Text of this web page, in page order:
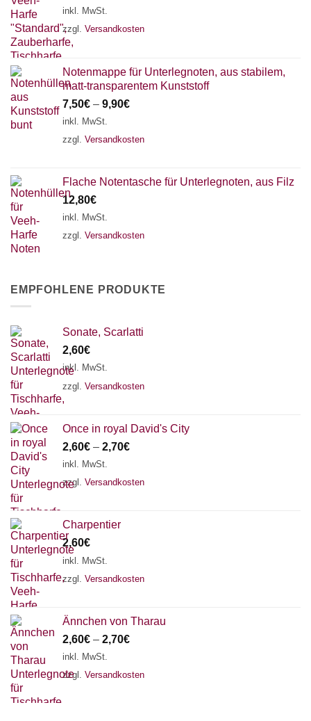
inkl. MwSt.
zzgl. Versandkosten
Notenmappe für Unterlegnoten, aus stabilem,
matt-transparentem Kunststoff
7,50€ – 9,90€
inkl. MwSt.
zzgl. Versandkosten
Flache Notentasche für Unterlegnoten, aus Filz
12,80€
inkl. MwSt.
zzgl. Versandkosten
EMPFOHLENE PRODUKTE
Sonate, Scarlatti
2,60€
inkl. MwSt.
zzgl. Versandkosten
Once in royal David's City
2,60€ – 2,70€
inkl. MwSt.
zzgl. Versandkosten
Charpentier
2,60€
inkl. MwSt.
zzgl. Versandkosten
Ännchen von Tharau
2,60€ – 2,70€
inkl. MwSt.
zzgl. Versandkosten